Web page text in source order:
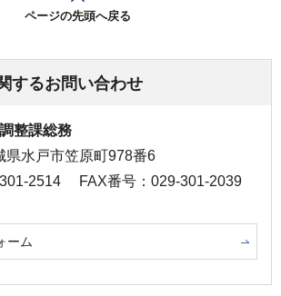
ページの先頭へ戻る
するお問い合わせ
整課総務
県水戸市笠原町978番6
2514
FAX番号：029-301-2039
ーム